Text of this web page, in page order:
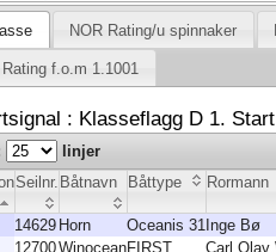
NOR Rating/u spinnaker
f.o.m 1.1001
: Klasseflagg D 1. Start
linjer
Seilnr. Båtnavn Båttype Rormann
14629 Horn Oceanis 31 Inge Bø
12700WinoceanFIRST
Carl Olav